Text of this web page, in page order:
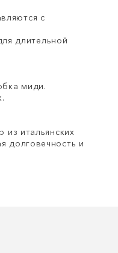
с
длительной
миди.
из итальянских
долговечность и